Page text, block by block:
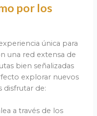
por los
única para
una red extensa de
bien señalizadas
explorar nuevos
disfrutar de:
a través de los